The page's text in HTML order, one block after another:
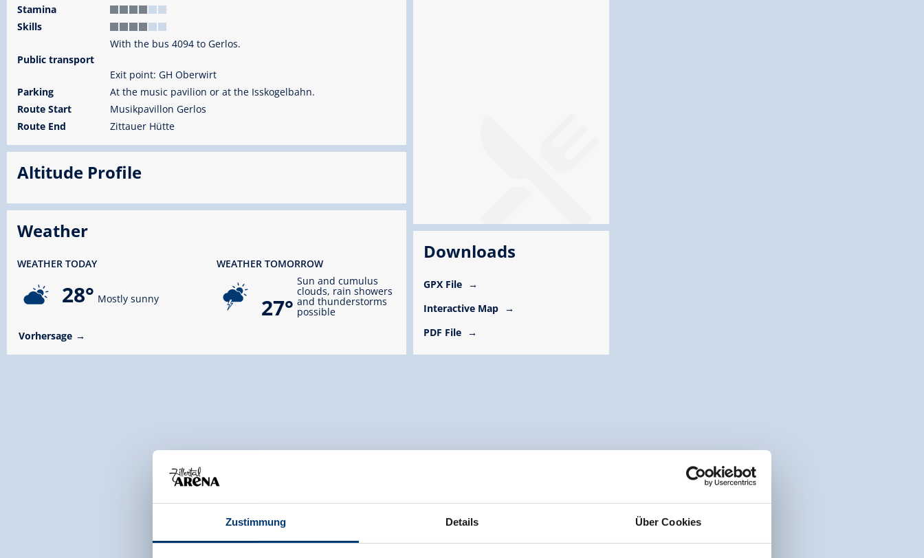
Zustimmung Details Über Cookies
Stamina
Skills
Public transport
With the bus 4094 to Gerlos.
Exit point: GH Oberwirt
Parking
At the music pavilion or at the Isskogelbahn.
Route Start
Musikpavillon Gerlos
Route End
Zittauer Hütte
Altitude Profile
Weather
WEATHER TODAY
28° Mostly sunny
WEATHER TOMORROW
27°
Sun and cumulus
clouds, rain showers
and thunderstorms
possible
Vorhersage
Downloads
GPX File
Interactive Map
PDF File